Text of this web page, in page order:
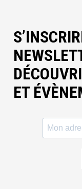
ET